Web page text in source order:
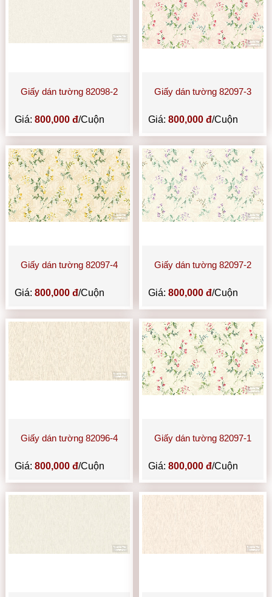
Giấy dán tường 82098-2
Giá:800,000 đ/Cuộn
Giấy dán tường 82097-3
Giá: 800,000 đ/Cuộn
Giấy dán tường 82097-4
Giá:800,000 đ/Cuộn
Giấy dán tường 82097-2
Giá: 800,000 đ/Cuộn
Giấy dán tường 82096-4
Giá:800,000 đ/Cuộn
Giấy dán tường 82097-1
Giá: 800,000 đ/Cuộn